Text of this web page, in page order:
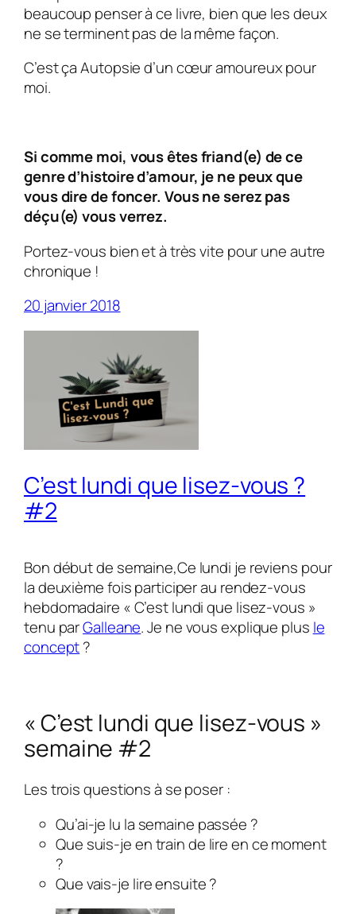
beaucoup penser à ce livre, bien que les deux
ne se terminent pas de la même façon.
C’est çaAutopsie d’un cœur amoureuxpour
moi.
Si comme moi, vous êtes friand(e) de ce
genre d’histoire d’amour, je ne peux que
vous dire de foncer. Vous ne serez pas
déçu(e) vous verrez.
Portez-vous bien et à très vite pour une autre
chronique !
20 janvier 2018
C’est lundi que lisez-vous ?
#2
Bon début de semaine,Ce lundi je reviens pour
la deuxième fois participer au rendez-vous
hebdomadaire « C’est lundi que lisez-vous »
tenu parGalleane. Je ne vous explique plus le
concept?
« C’est lundi que lisez-vous »
semaine #2
Les trois questions à se poser :
Qu’ai-je lu la semaine passée ?
Que suis-je en train de lire en ce moment
?
Que vais-je lire ensuite ?